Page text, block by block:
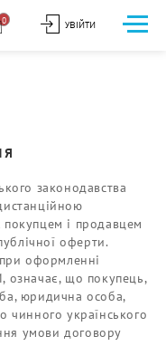
УВІЙТИ
0
законодавства
покупцем і продавцем
оферти.
оформленні
що покупець,
юридична особа,
чинного українського
умови договору